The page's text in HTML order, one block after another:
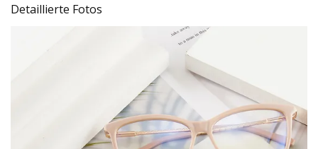
Detaillierte Fotos